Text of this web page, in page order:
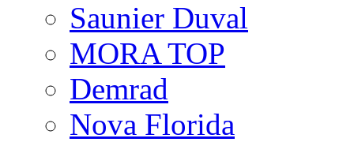
Saunier Duval
MORA TOP
Demrad
Nova Florida